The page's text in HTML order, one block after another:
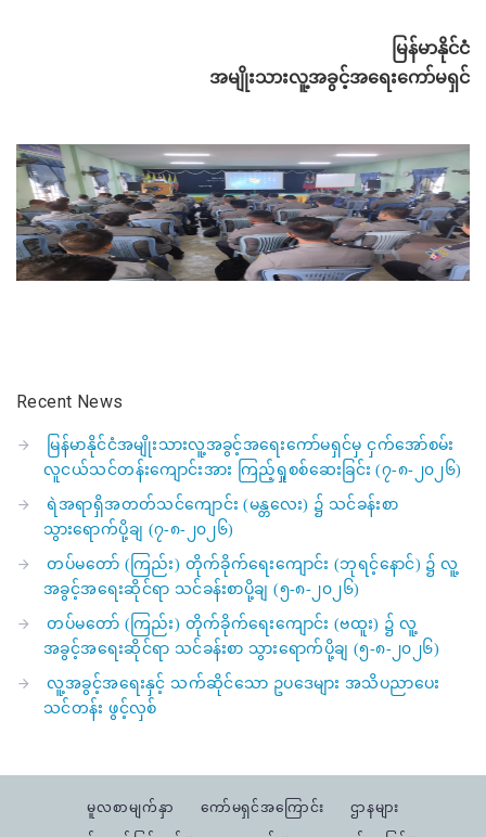
မြန်မာနိုင်ငံ
အမျိုးသားလူ့အခွင့်အရေးကော်မရှင်
Recent News
မြန်မာနိုင်ငံအမျိုးသားလူ့အခွင့်အရေးကော်မရှင်မှ ငှက်အော်စမ်း
လူငယ်သင်တန်းကျောင်းအား ကြည့်ရှုစစ်ဆေးခြင်း (၇-၈-၂၀၂၆)
ရဲအရာရှိအတတ်သင်ကျောင်း (မန္တလေး) ၌ သင်ခန်းစာ
သွားရောက်ပို့ချ (၇-၈-၂၀၂၆)
တပ်မတော် (ကြည်း) တိုက်ခိုက်ရေးကျောင်း (ဘုရင့်နောင်) ၌ လူ့
အခွင့်အရေးဆိုင်ရာ သင်ခန်းစာပို့ချ (၅-၈-၂၀၂၆)
တပ်မတော် (ကြည်း) တိုက်ခိုက်ရေးကျောင်း (ဗထူး) ၌ လူ့
အခွင့်အရေးဆိုင်ရာ သင်ခန်းစာ သွားရောက်ပို့ချ (၅-၈-၂၀၂၆)
လူ့အခွင့်အရေးနှင့် သက်ဆိုင်သော ဥပဒေများ အသိပညာပေး
သင်တန်း ဖွင့်လှစ်
မူလစာမျက်နှာ ကော်မရှင်အကြောင်း
ဌာနများ